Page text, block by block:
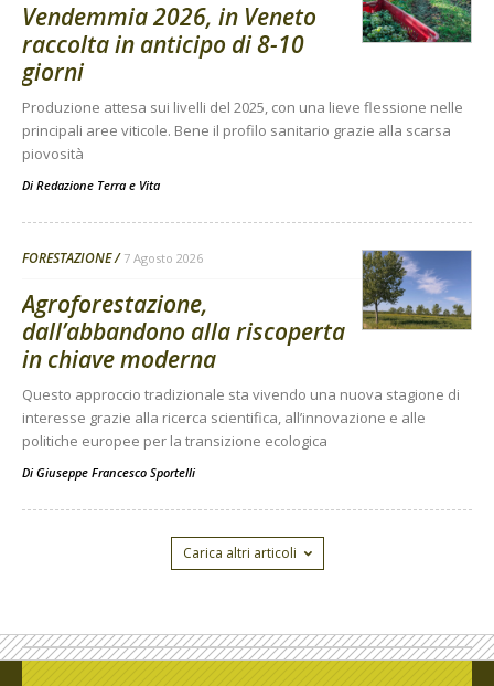
Vendemmia 2026, in Veneto
raccolta in anticipo di 8-10
giorni
Produzione attesa sui livelli del 2025, con una lieve flessione nelle
principali aree viticole. Bene il profilo sanitario grazie alla scarsa
piovosità
Di Redazione Terra e Vita
FORESTAZIONE 7 Agosto 2026
Agroforestazione,
dall’abbandono alla riscoperta
in chiave moderna
Questo approccio tradizionale sta vivendo una nuova stagione di
interesse grazie alla ricerca scientifica, all’innovazione e alle
politiche europee per la transizione ecologica
Di Giuseppe Francesco Sportelli
Carica altri articoli